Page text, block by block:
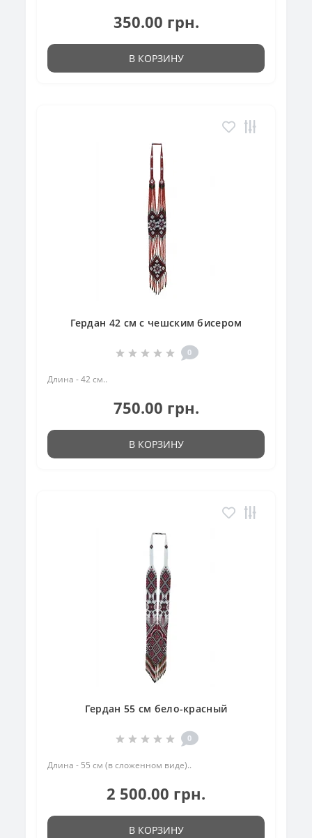
350.00 грн.
В КОРЗИНУ
Гердан 42 см с чешским бисером
0
Длина - 42 см..
750.00 грн.
В КОРЗИНУ
Гердан 55 см бело-красный
0
Длина - 55 см (в сложенном виде)..
2 500.00 грн.
В КОРЗИНУ